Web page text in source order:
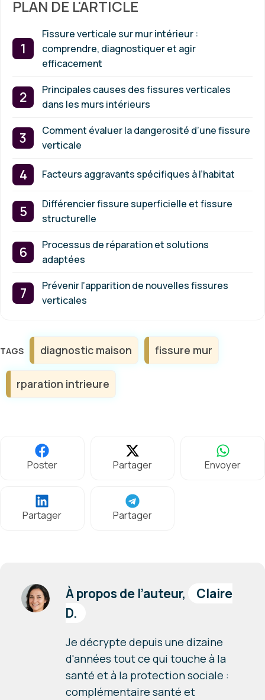
PLAN DE L'ARTICLE
Fissure verticale sur mur intérieur :
comprendre, diagnostiquer et agir
efficacement
Principales causes des fissures verticales
dans les murs intérieurs
Comment évaluer la dangerosité d’une fissure
verticale
Facteurs aggravants spécifiques à l’habitat
Différencier fissure superficielle et fissure
structurelle
Processus de réparation et solutions
adaptées
Prévenir l’apparition de nouvelles fissures
verticales
Étiquettes
diagnostic maison fissure mur
rparation intrieure
Poster Partager Envoyer
Partager Partager
À propos de l’auteur,
Claire
D.
Je décrypte depuis une dizaine
d'années tout ce qui touche à la
santé et à la protection sociale :
complémentaire santé et